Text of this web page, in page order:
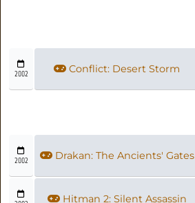
2002 Conflict: Desert Storm
2002 Drakan: The Ancients' Gates
Hitman 2: Silent Assassin